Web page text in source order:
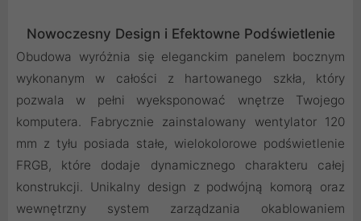
Nowoczesny Design i Efektowne Podświetlenie
Obudowa wyróżnia się eleganckim panelem bocznym
wykonanym w całości z hartowanego szkła, który
pozwala w pełni wyeksponować wnętrze Twojego
komputera. Fabrycznie zainstalowany wentylator 120
mm z tyłu posiada stałe, wielokolorowe podświetlenie
FRGB, które dodaje dynamicznego charakteru całej
konstrukcji. Unikalny design z podwójną komorą oraz
wewnętrzny system zarządzania okablowaniem